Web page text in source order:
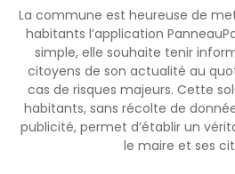
La commune est heureuse de
habitants l’application
simple, elle souhaite tenir
citoyens de son actualité au
cas de risques majeurs. Cette
habitants, sans récolte de
publicité, permet d’établir un
le maire et ses
économes en eau
goutte-à-goutte),
➡️L’arrosage des
sports,
➡️ L’arrosage
(pelouses, jardins
d’agrément) et des